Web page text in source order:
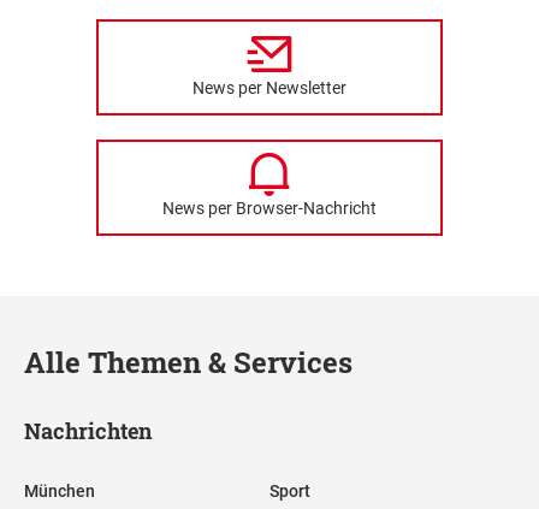
News per Newsletter
News per Browser-Nachricht
Alle Themen & Services
Nachrichten
München Sport